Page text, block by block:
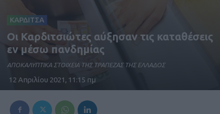
ΚΑΡΔΙΤΣΑ
Οι Καρδιτσιώτες αύξησαν τις καταθέσεις
εν μέσω πανδημίας
ΑΠΟΚΑΛΥΠΤΙΚΑ ΣΤΟΙΧΕΙΑ ΤΗΣ ΤΡΑΠΕΖΑΣ ΤΗΣ ΕΛΛΑΔΟΣ
12 Απριλίου 2021, 11:15 πμ